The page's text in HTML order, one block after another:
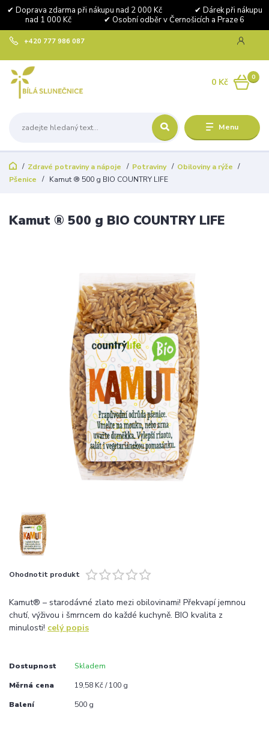
✔ Doprava zdarma při nákupu nad 2 000 Kč ✔ Dárek při nákupu
nad 1 000 Kč ✔ Osobní odběr v Černošicích a Praze 6
Menu
+420 777 986 087
0
0 Kč
Zdravé potraviny a nápoje Potraviny
Obiloviny a rýže
Pšenice
Kamut ® 500 g BIO COUNTRY LIFE
Kamut ® 500 g BIO COUNTRY LIFE
Ohodnotit produkt
Kamut® – starodávné zlato mezi obilovinami! Překvapí jemnou
chutí, výživou i šmrncem do každé kuchyně. BIO kvalita z
minulosti! celý popis
Dostupnost Skladem
Měrná cena 19,58 Kč / 100 g
Balení 500 g